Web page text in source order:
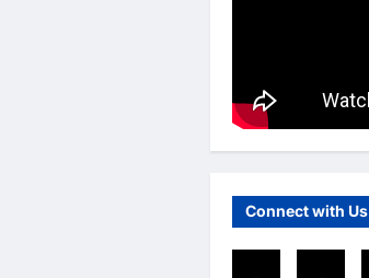
Connect with Us